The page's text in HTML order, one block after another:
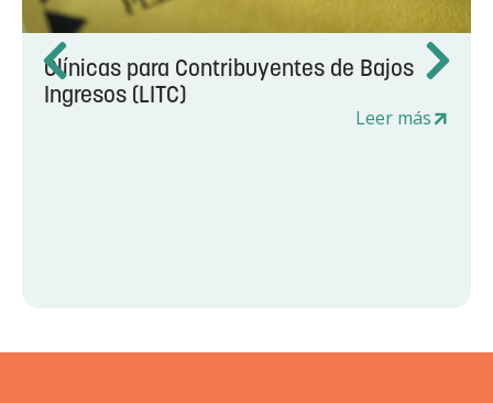
Clínicas para Contribuyentes de Bajos
Ingresos (LITC)
Leer más